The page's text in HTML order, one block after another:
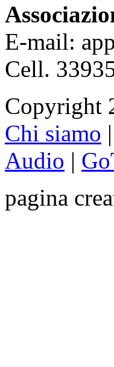
E-mail:
Cell.
Copyright
Chi siamo |
Audio |
pagina